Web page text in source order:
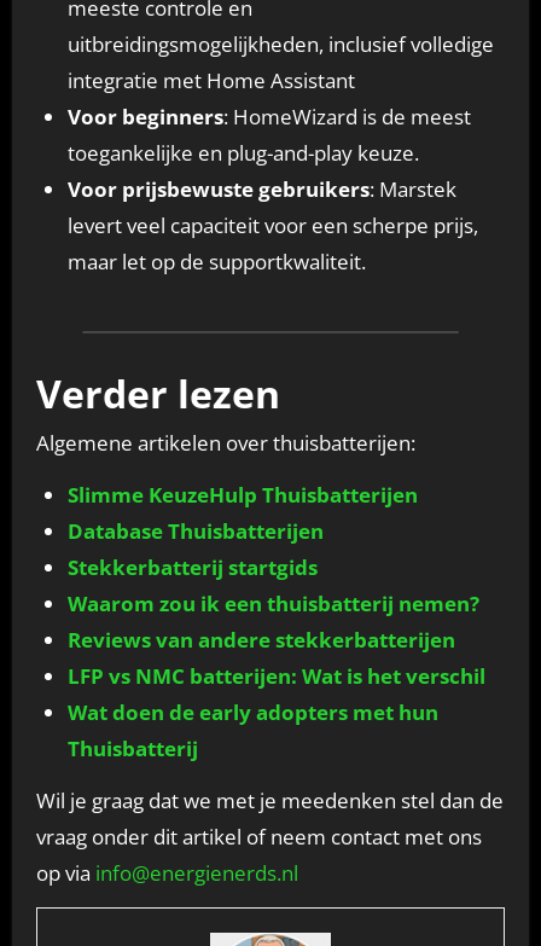
meeste controle en
uitbreidingsmogelijkheden, inclusief volledige
integratie met Home Assistant
Voor beginners: HomeWizard is de meest
toegankelijke en plug-and-play keuze.
Voor prijsbewuste gebruikers: Marstek
levert veel capaciteit voor een scherpe prijs,
maar let op de supportkwaliteit.
Verder lezen
Algemene artikelen over thuisbatterijen:
Slimme KeuzeHulp Thuisbatterijen
Database Thuisbatterijen
Stekkerbatterij startgids
Waarom zou ik een thuisbatterij nemen?
Reviews van andere stekkerbatterijen
LFP vs NMC batterijen: Wat is het verschil
Wat doen de early adopters met hun
Thuisbatterij
Wil je graag dat we met je meedenken stel dan de
vraag onder dit artikel of neem contact met ons
op via info@energienerds.nl